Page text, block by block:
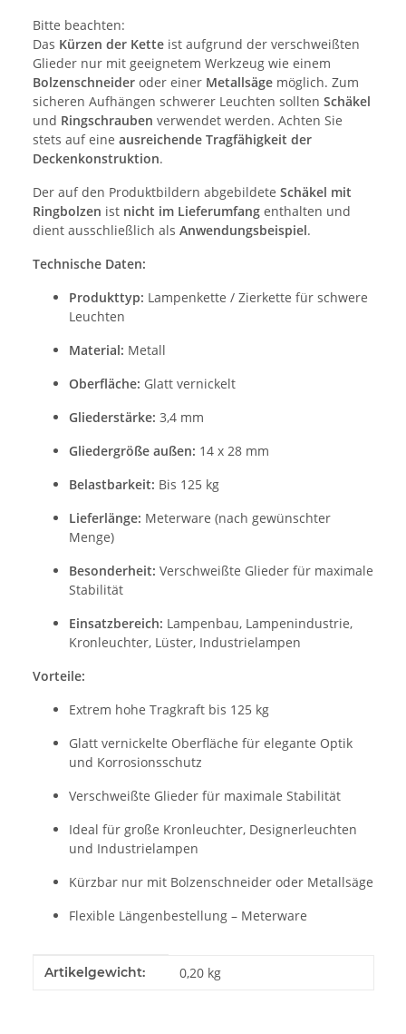
Bitte beachten:
Das Kürzen der Kette ist aufgrund der verschweißten
Glieder nur mit geeignetem Werkzeug wie einem
Bolzenschneider oder einer Metallsäge möglich. Zum
sicheren Aufhängen schwerer Leuchten sollten Schäkel
und Ringschrauben verwendet werden. Achten Sie
stets auf eine ausreichende Tragfähigkeit der
Deckenkonstruktion.
Der auf den Produktbildern abgebildete Schäkel mit
Ringbolzen ist nicht im Lieferumfang enthalten und
dient ausschließlich als Anwendungsbeispiel.
Technische Daten:
Produkttyp: Lampenkette / Zierkette für schwere
Leuchten
Material: Metall
Oberfläche: Glatt vernickelt
Gliederstärke: 3,4 mm
Gliedergröße außen: 14 x 28 mm
Belastbarkeit: Bis 125 kg
Lieferlänge: Meterware (nach gewünschter
Menge)
Besonderheit: Verschweißte Glieder für maximale
Stabilität
Einsatzbereich: Lampenbau, Lampenindustrie,
Kronleuchter, Lüster, Industrielampen
Vorteile:
Extrem hohe Tragkraft bis 125 kg
Glatt vernickelte Oberfläche für elegante Optik
und Korrosionsschutz
Verschweißte Glieder für maximale Stabilität
Ideal für große Kronleuchter, Designerleuchten
und Industrielampen
Kürzbar nur mit Bolzenschneider oder Metallsäge
Flexible Längenbestellung – Meterware
Produkteigenschaft
Wert
Artikelgewicht: 0,20 kg